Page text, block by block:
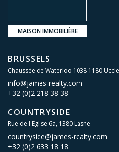
MAISON IMMOBILIÈRE
BRUSSELS
Chaussée de Waterloo 1038 1180 Uccle
info@james-realty.com
+32 (0)2 218 38 38
COUNTRYSIDE
Rue de l'Eglise 6a, 1380 Lasne
countryside@james-realty.com
+32 (0)2 633 18 18